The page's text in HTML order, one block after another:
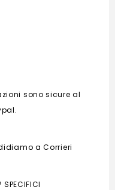
sono sicure al
a Corrieri